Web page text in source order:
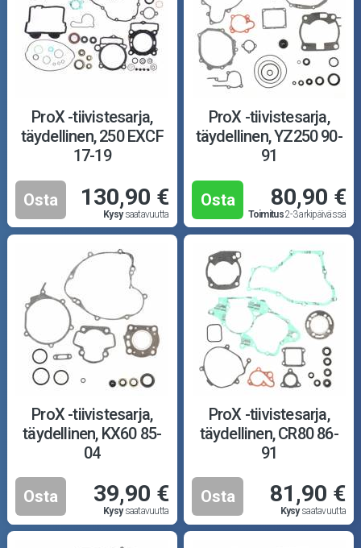
ProX -tiivistesarja,
täydellinen, 250 EXCF
17-19
Osta 130,90 €
Kysysaatavuutta
ProX -tiivistesarja,
täydellinen, YZ250 90-
91
Osta 80,90 €
Toimitus2-3 arkipäivässä
ProX -tiivistesarja,
täydellinen, KX60 85-
04
Osta 39,90 €
Kysysaatavuutta
ProX -tiivistesarja,
täydellinen, CR80 86-
91
Osta 81,90 €
Kysysaatavuutta